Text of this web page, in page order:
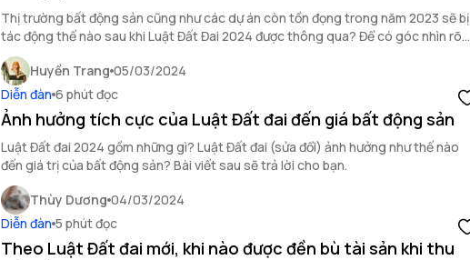
Thị trường bất động sản cũng như các dự án còn tồn đọng trong năm 2023 sẽ bị
tác động thế nào sau khi Luật Đất Đai 2024 được thông qua? Để có góc nhìn rõ
hơn, hãy cùng theo dõi bài viết sau
Huyền Trang 05/03/2024
Diễn đàn 6 phút đọc
Ảnh hưởng tích cực của Luật Đất đai đến giá bất động sản
Luật Đất đai 2024 gồm những gì? Luật Đất đai (sửa đổi) ảnh hưởng như thế nào
đến giá trị của bất động sản? Bài viết sau sẽ trả lời cho bạn.
Thùy Dương 04/03/2024
Diễn đàn 5 phút đọc
Theo Luật Đất đai mới, khi nào được đền bù tài sản khi thu